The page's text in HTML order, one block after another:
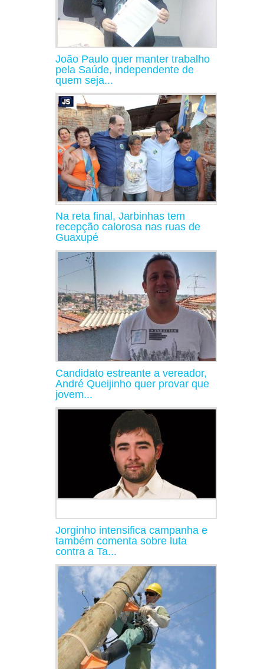
João Paulo quer manter trabalho
pela Saúde, independente de
quem seja...
Na reta final, Jarbinhas tem
recepção calorosa nas ruas de
Guaxupé
Candidato estreante a vereador,
André Queijinho quer provar que
jovem...
Jorginho intensifica campanha e
também comenta sobre luta
contra a Ta...